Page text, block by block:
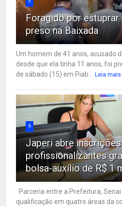
Foragido por
preso na Baixada
Um homem de 41 anos, acusado
desde que ela tinha 11 anos, foi
de sábado (15) em Piab...
Leia mais
6
Japeri abre
profissionalizantes
bolsa-auxílio de R$ 1
Parceria entre a Prefeitura,
qualificação em quatro áreas da